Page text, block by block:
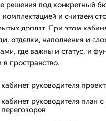
решения под конкретный
комплектацией и считаем
доплат. При этом
отделки, наполнения и
где важны и статус, и
в пространство.
кабинет руководителя
кабинет руководителя план
переговоров